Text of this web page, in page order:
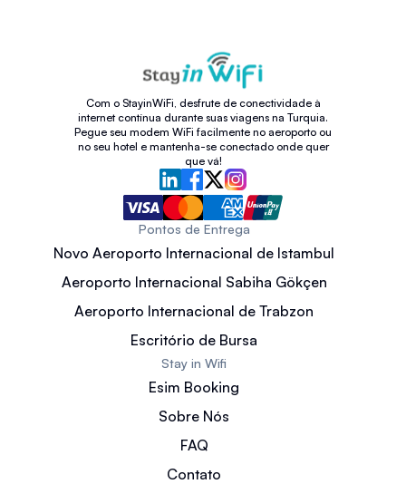
Com o StayinWiFi, desfrute de conectividade à
internet contínua durante suas viagens na Turquia.
Pegue seu modem WiFi facilmente no aeroporto ou
no seu hotel e mantenha-se conectado onde quer
que vá!
Pontos de Entrega
Novo Aeroporto Internacional de Istambul
Aeroporto Internacional Sabiha Gökçen
Aeroporto Internacional de Trabzon
Escritório de Bursa
Stay in Wifi
Esim Booking
Sobre Nós
FAQ
Contato